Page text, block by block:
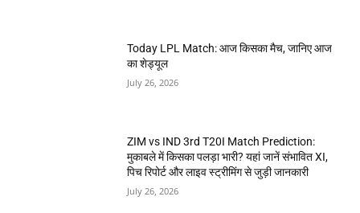
Today LPL Match: आज किसका मैच, जानिए आज
का शेड्यूल
July 26, 2026
ZIM vs IND 3rd T20I Match Prediction:
मुकाबले में किसका पलड़ा भारी? यहां जानें संभावित XI,
पिच रिपोर्ट और लाइव स्ट्रीमिंग से जुड़ी जानकारी
July 26, 2026